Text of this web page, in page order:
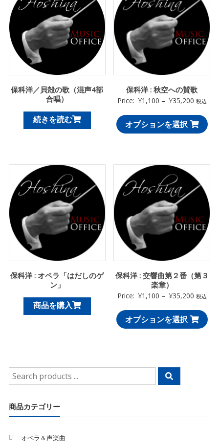
保科洋／貝殻の歌（混声4部
合唱）
続きを読む
保科洋 : 秋空への賛歌
Price: ¥1,100 – ¥35,200 税込
オプションを選択
保科洋 : オペラ「はだしのゲ
ン」
商品を購入
保科洋 : 交響曲第２番（第３
楽章）
Price: ¥1,100 – ¥35,200 税込
オプションを選択
Search
for:
商品カテゴリー
オペラ＆声楽曲